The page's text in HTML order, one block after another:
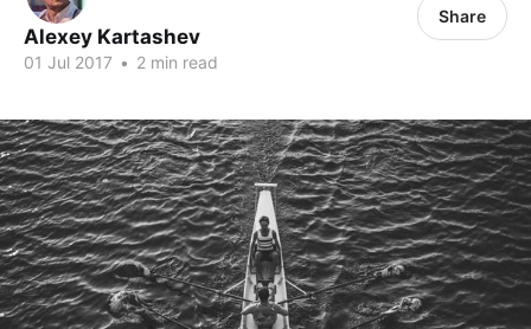
Alexey Kartashev
01 Jul 2017 • 2 min read
Share